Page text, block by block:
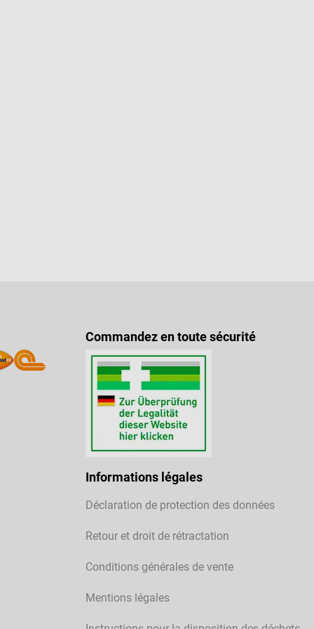
Commandez en toute sécurité
Informations légales
Déclaration de protection des données
Retour et droit de rétractation
Conditions générales de vente
Mentions légales